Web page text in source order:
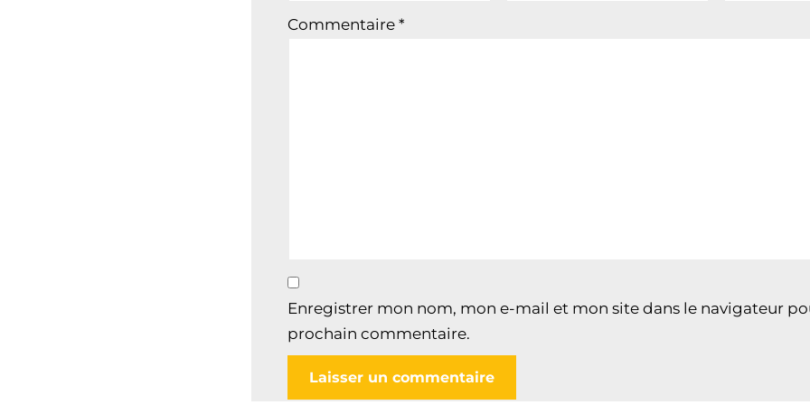
Commentaire *
Enregistrer mon nom, mon e-mail et mon site dans le navigateur
prochain commentaire.